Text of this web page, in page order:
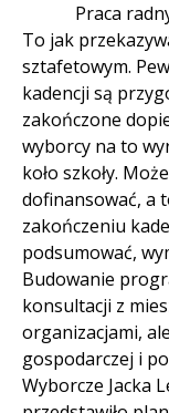
Praca
To jak
sztafetowym.
kadencji są
zakończone
wyborcy na to
koło szkoły.
dofinansować, a
zakończeniu
podsumować,
Budowanie
konsultacji z
organizacjami,
gospodarczej i
Wyborcze Jacka